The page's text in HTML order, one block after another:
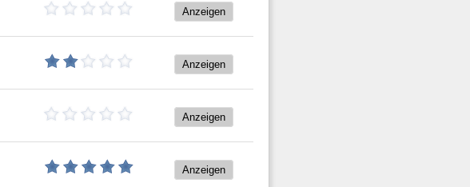
Anzeigen
Anzeigen
Anzeigen
Anzeigen